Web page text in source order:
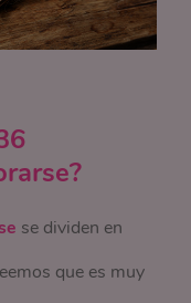
se dividen en
que es muy